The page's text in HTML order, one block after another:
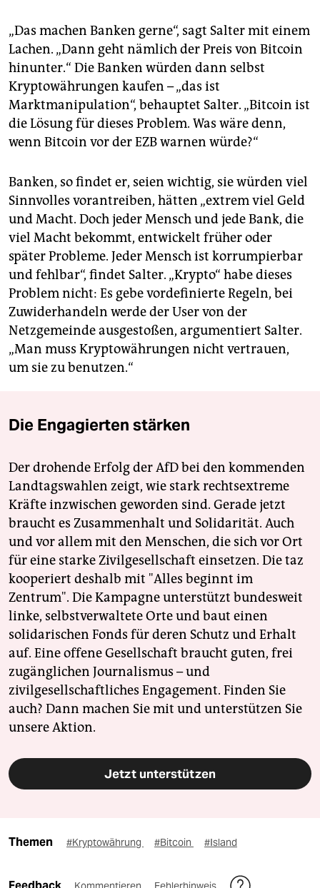
„Das machen Banken gerne“, sagt Salter mit einem
Lachen. „Dann geht nämlich der Preis von Bitcoin
hinunter.“ Die Banken würden dann selbst
Kryptowährungen kaufen – „das ist
Marktmanipulation“, behauptet Salter. „Bitcoin ist
die Lösung für dieses Problem. Was wäre denn,
wenn Bitcoin vor der EZB warnen würde?“
Banken, so findet er, seien wichtig, sie würden viel
Sinnvolles vorantreiben, hätten „extrem viel Geld
und Macht. Doch jeder Mensch und jede Bank, die
viel Macht bekommt, entwickelt früher oder
später Probleme. Jeder Mensch ist korrumpierbar
und fehlbar“, findet Salter. „Krypto“ habe dieses
Problem nicht: Es gebe vordefinierte Regeln, bei
Zuwiderhandeln werde der User von der
Netzgemeinde ausgestoßen, argumentiert Salter.
„Man muss Kryptowährungen nicht vertrauen,
um sie zu benutzen.“
Die Engagierten stärken
Der drohende Erfolg der AfD bei den kommenden
Landtagswahlen zeigt, wie stark rechtsextreme
Kräfte inzwischen geworden sind. Gerade jetzt
braucht es Zusammenhalt und Solidarität. Auch
und vor allem mit den Menschen, die sich vor Ort
für eine starke Zivilgesellschaft einsetzen. Die taz
kooperiert deshalb mit "Alles beginnt im
Zentrum". Die Kampagne unterstützt bundesweit
linke, selbstverwaltete Orte und baut einen
solidarischen Fonds für deren Schutz und Erhalt
auf. Eine offene Gesellschaft braucht guten, frei
zugänglichen Journalismus – und
zivilgesellschaftliches Engagement. Finden Sie
auch? Dann machen Sie mit und unterstützen Sie
unsere Aktion.
Jetzt unterstützen
Themen #Kryptowährung #Bitcoin #Island